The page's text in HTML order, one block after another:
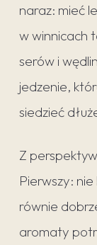
naraz: mieć
w winnicach
serów i
jedzenie,
siedzieć
Z
Pierwszy:
równie
aromaty